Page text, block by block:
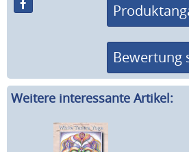
Bewertung
Weitere interessante Artikel: